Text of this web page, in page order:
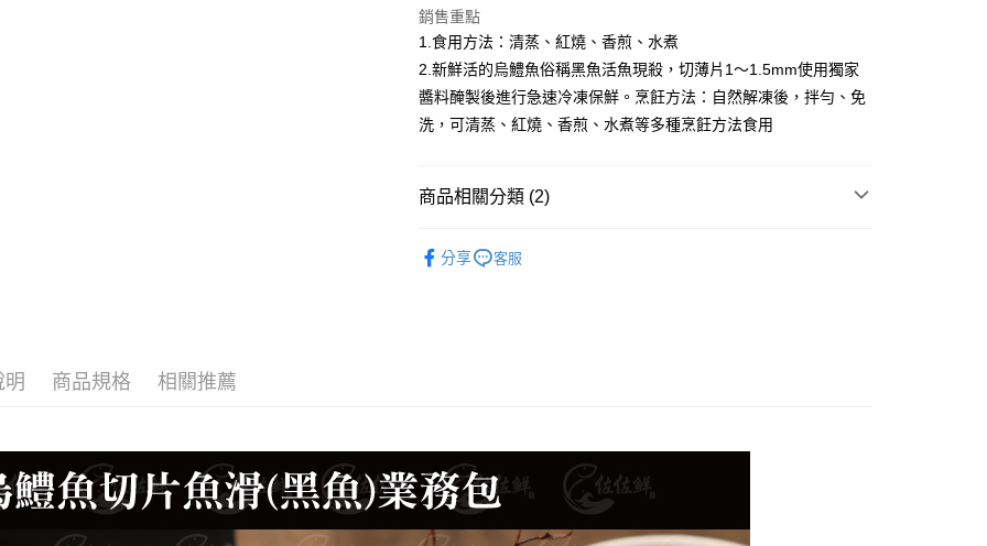
玉山商業銀行
台新國際商業銀行
中國信託商業銀行
台灣樂天信用卡公司
聯邦商業銀行
元大商業銀行
永豐商業銀行
台新國際商業銀行
中國信託商業銀行
台灣樂天信用卡公司
貨到付款
運送方式
每筆NT$150，滿NT$999(含以上)免運費
每筆NT$150，滿NT$999(含以上)免運費
銷售重點
1.食用方法：清蒸、紅燒、香煎、水煮
2.新鮮活的烏鱧魚俗稱黑魚活魚現殺，切薄片1～1.5mm使用獨家
醬料醃製後進行急速冷凍保鮮。烹飪方法：自然解凍後，拌勻、免
洗，可清蒸、紅燒、香煎、水煮等多種烹飪方法食用
商品相關分類 (2)
分享 客服
明 商品規格 相關推薦